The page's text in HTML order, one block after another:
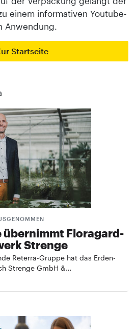
einem informativen Youtube-
Anwendung.
Startseite
übernimmt Floragard-
Strenge
Reterra-Gruppe hat das Erden-
Strenge GmbH &…